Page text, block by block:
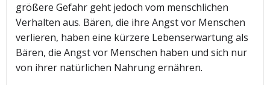
größere Gefahr geht jedoch vom menschlichen
Verhalten aus. Bären, die ihre Angst vor Menschen
verlieren, haben eine kürzere Lebenserwartung als
Bären, die Angst vor Menschen haben und sich nur
von ihrer natürlichen Nahrung ernähren.